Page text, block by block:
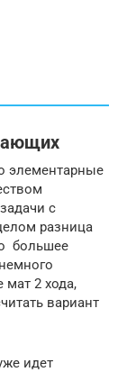
элементарные
с
разница
большее
мат 2 хода,
вариант
идет